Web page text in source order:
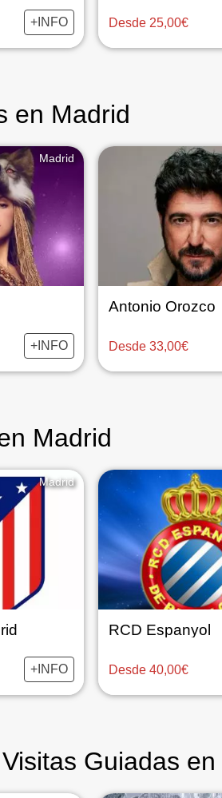
+INFO Desde 25,00€
en Madrid
Madrid
+INFO
Antonio Orozco
Desde 33,00€
Madrid
Madrid
+INFO
RCD Espanyol
Desde 40,00€
Guiadas